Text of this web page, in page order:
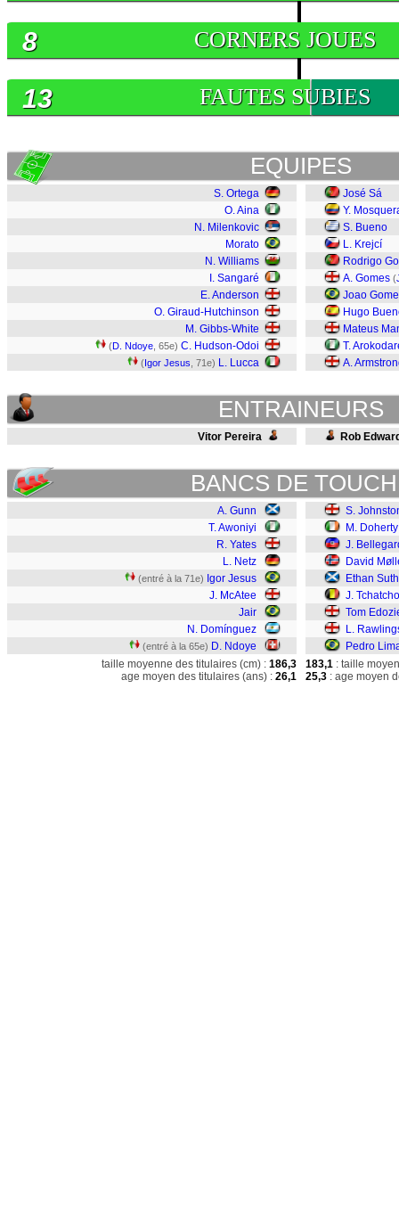
CORNERS JOUES
8
FAUTES SUBIES
13
EQUIPES
S. Ortega
O. Aina
N. Milenkovic
Morato
N. Williams
I. Sangaré
E. Anderson
O. Giraud-Hutchinson
M. Gibbs-White
(D. Ndoye , 65e) C. Hudson-Odoi
(Igor Jesus , 71e) L. Lucca
José Sá
Y.
S. Bueno
L. Krejcí
Rodrigo
A. Gomes (
Joao
Hugo
Mateus
T.
A.
ENTRAINEURS
Vitor Pereira Rob
BANCS DE
A. Gunn
T. Awoniyi
R. Yates
L. Netz
(entré à la 71e) Igor Jesus
J. McAtee
Jair
N. Domínguez
(entré à la 65e) D. Ndoye
S.
M. Doherty
J.
David
Ethan
J.
Tom
L.
Pedro
taille moyenne des titulaires (cm) : 186,3
age moyen des titulaires (ans) : 26,1
183,1 : taille
25,3 : age moyen